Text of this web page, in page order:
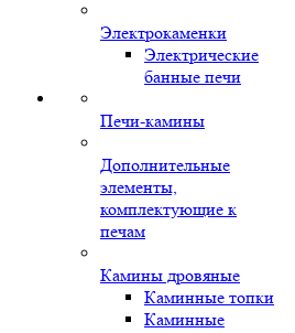
Электрокаменки
Электрические
банные печи
Печи-камины
Дополнительные
элементы,
комплектующие к
печам
Камины дровяные
Каминные топки
Каминные